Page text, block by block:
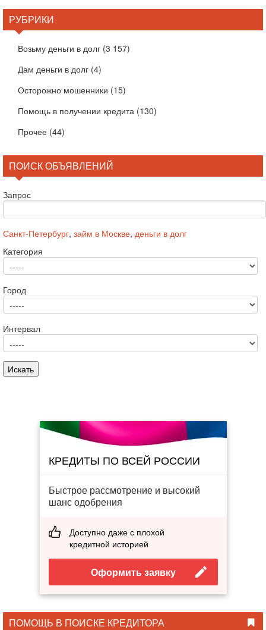
РУБРИКИ
Возьму деньги в долг (3 157)
Дам деньги в долг (4)
Осторожно мошенники (15)
Помощь в получении кредита (130)
Прочее (44)
ПОИСК ОБЪЯВЛЕНИЙ
Запрос
Санкт-Петербург, займ в Москве, деньги в долг
Категория
Город
Интервал
КРЕДИТЫ ПО ВСЕЙ РОССИИ
Быстрое рассмотрение и высокий
шанс одобрения
Доступно даже с плохой
кредитной историей
Оформить заявку
ПОМОЩЬ В ПОИСКЕ КРЕДИТОРА